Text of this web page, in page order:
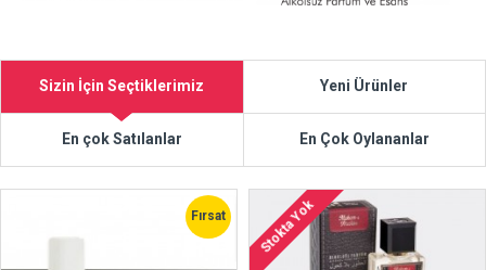
Sizin İçin Seçtiklerimiz Yeni Ürünler
En çok Satılanlar En Çok Oylananlar
Fırsat Stokta Yok